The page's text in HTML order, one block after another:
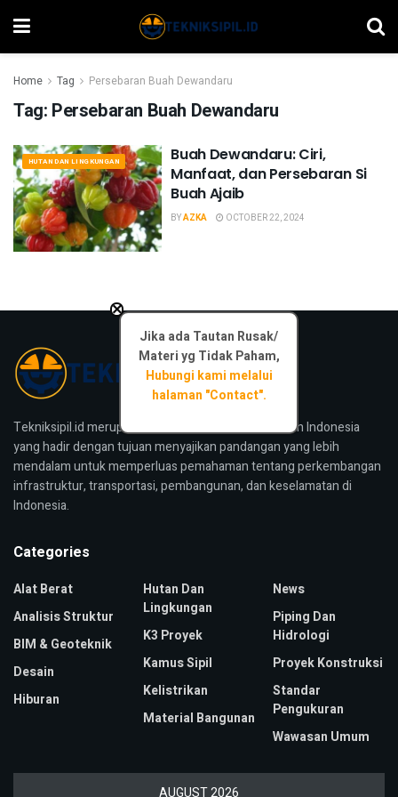
Home Tag Persebaran Buah Dewandaru
Tag: Persebaran Buah Dewandaru
HUTAN DAN LINGKUNGAN
Buah Dewandaru: Ciri,
Manfaat, dan Persebaran Si
Buah Ajaib
BYAZKA OCTOBER 22, 2024
Tekniksipil.id merupakan media konstruksi bangunan Indonesia
yang hadir dengan tujuan menyajikan pandangan yang lebih
mendalam untuk memperluas pemahaman tentang perkembangan
infrastruktur, transportasi, pembangunan, dan keselamatan di
Indonesia.
Jika ada Tautan Rusak/
Materi yg Tidak Paham,
Hubungi kami melalui
halaman "Contact".
×
Categories
Alat Berat
Analisis Struktur
BIM & Geoteknik
Desain
Hiburan
Hutan Dan
Lingkungan
K3 Proyek
Kamus Sipil
Kelistrikan
Material Bangunan
News
Piping Dan
Hidrologi
Proyek Konstruksi
Standar
Pengukuran
Wawasan Umum
AUGUST 2026